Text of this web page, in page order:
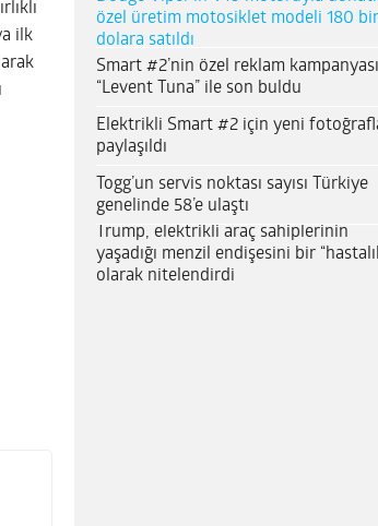
ilk
özel üretim motosiklet modeli 180
dolara satıldı
Smart #2’nin özel reklam kampanyası
“Levent Tuna” ile son buldu
Elektrikli Smart #2 için yeni
paylaşıldı
Togg’un servis noktası sayısı Türkiye
genelinde 58’e ulaştı
Trump, elektrikli araç sahiplerinin
yaşadığı menzil endişesini bir
olarak nitelendirdi